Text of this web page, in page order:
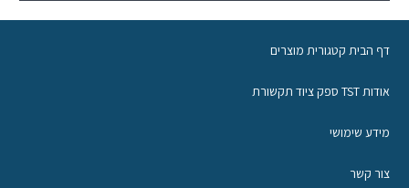
דף הבית קטגורית מוצרים
אודות TST ספק ציוד תקשורת
מידע שימושי
צור קשר